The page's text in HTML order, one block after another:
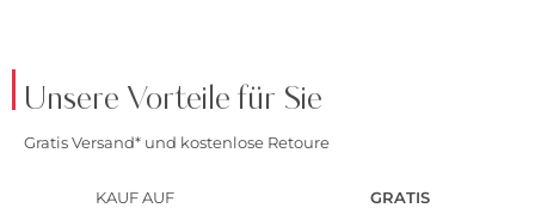
Unsere Vorteile für Sie
Gratis Versand* und kostenlose Retoure
KAUF AUF
GRATIS